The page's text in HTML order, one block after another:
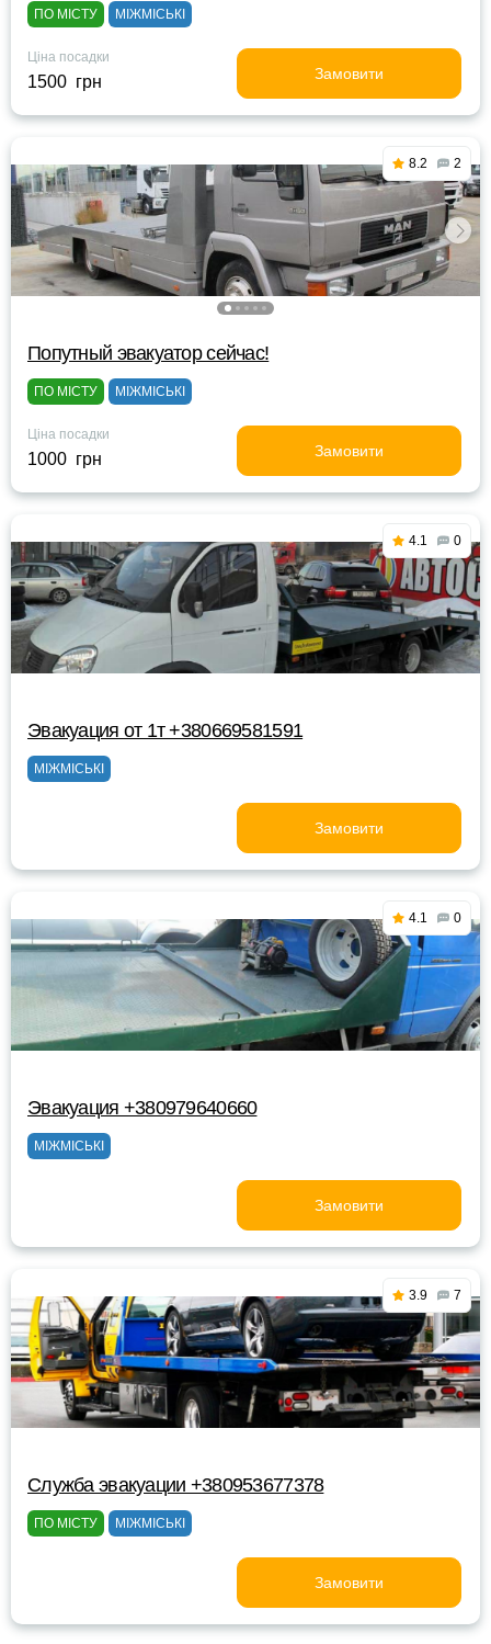
ПО МІСТУ МІЖМІСЬКІ
Ціна посадки
1500 грн Замовити
8.2 2
Попутный эвакуатор сейчас!
ПО МІСТУ МІЖМІСЬКІ
Ціна посадки
1000 грн Замовити
4.1 0
Эвакуация от 1т +380669581591
МІЖМІСЬКІ
Замовити
4.1 0
Эвакуация +380979640660
МІЖМІСЬКІ
Замовити
3.9 7
Служба эвакуации +380953677378
ПО МІСТУ МІЖМІСЬКІ
Замовити